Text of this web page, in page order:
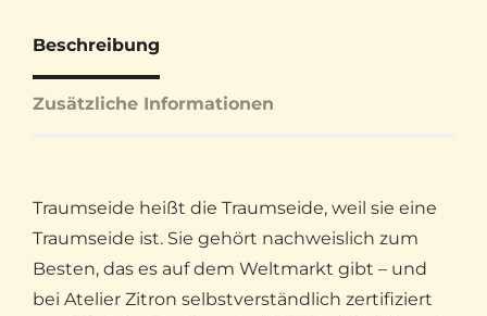
Beschreibung
Zusätzliche Informationen
Traumseide heißt die Traumseide, weil sie eine
Traumseide ist. Sie gehört nachweislich zum
Besten, das es auf dem Weltmarkt gibt – und
bei Atelier Zitron selbstverständlich zertifiziert